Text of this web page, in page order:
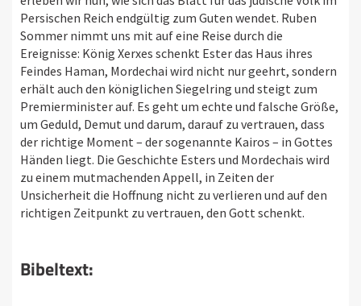
Persischen Reich endgültig zum Guten wendet. Ruben
Sommer nimmt uns mit auf eine Reise durch die
Ereignisse: König Xerxes schenkt Ester das Haus ihres
Feindes Haman, Mordechai wird nicht nur geehrt, sondern
erhält auch den königlichen Siegelring und steigt zum
Premierminister auf. Es geht um echte und falsche Größe,
um Geduld, Demut und darum, darauf zu vertrauen, dass
der richtige Moment – der sogenannte Kairos – in Gottes
Händen liegt. Die Geschichte Esters und Mordechais wird
zu einem mutmachenden Appell, in Zeiten der
Unsicherheit die Hoffnung nicht zu verlieren und auf den
richtigen Zeitpunkt zu vertrauen, den Gott schenkt.
Bibeltext: